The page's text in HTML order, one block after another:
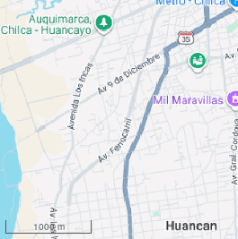
1000 m